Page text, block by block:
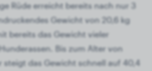
Rüde erreicht bereits nach nur 3
Gewicht von 20,6 kg
bereits das Gewicht vieler
Bis zum Alter von
steigt das Gewicht schnell auf 40,4